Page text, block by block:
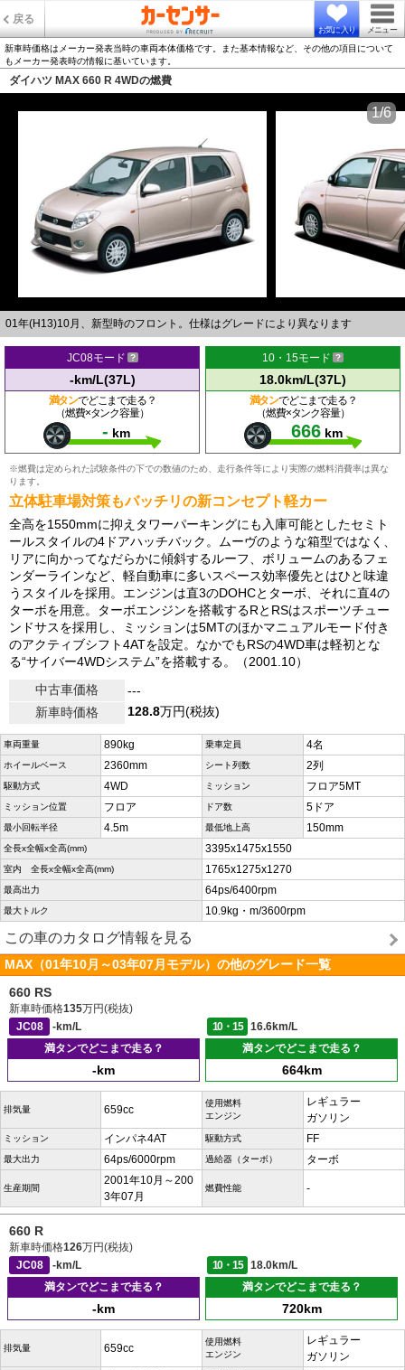
戻る
お気に入り メニュー
新車時価格はメーカー発表当時の車両本体価格です。また基本情報など、その他の項目について
もメーカー発表時の情報に基いています。
ダイハツ MAX 660 R 4WDの燃費
01年(H13)10月、新型時のフロント。仕様はグレードにより異なります
1/6
JC08モード
-km/L(37L)
満タンでどこまで走る？
（燃費×タンク容量）
- km
10・15モード
18.0km/L(37L)
満タンでどこまで走る？
（燃費×タンク容量）
666 km
※燃費は定められた試験条件の下での数値のため、走行条件等により実際の燃料消費率は異な
ります。
立体駐車場対策もバッチリの新コンセプト軽カー
全高を1550mmに抑えタワーパーキングにも入庫可能としたセミト
ールスタイルの4ドアハッチバック。ムーヴのような箱型ではなく、
リアに向かってなだらかに傾斜するルーフ、ボリュームのあるフェ
ンダーラインなど、軽自動車に多いスペース効率優先とはひと味違
うスタイルを採用。エンジンは直3のDOHCとターボ、それに直4の
ターボを用意。ターボエンジンを搭載するRとRSはスポーツチュー
ンドサスを採用し、ミッションは5MTのほかマニュアルモード付き
のアクティブシフト4ATを設定。なかでもRSの4WD車は軽初とな
る“サイバー4WDシステム”を搭載する。（2001.10）
中古車価格
---
新車時価格
128.8万円(税抜)
車両重量 890kg 乗車定員 4名
ホイールベース 2360mm シート列数 2列
駆動方式 4WD ミッション フロア5MT
ミッション位置 フロア ドア数 5ドア
最小回転半径 4.5m 最低地上高 150mm
全長x全幅x全高(mm) 3395x1475x1550
室内 全長x全幅x全高(mm) 1765x1275x1270
最高出力 64ps/6400rpm
最大トルク 10.9kg・m/3600rpm
この車のカタログ情報を見る
MAX（01年10月～03年07月モデル）の他のグレード一覧
660 RS
新車時価格135万円(税抜)
JC08
-km/L 10・15
16.6km/L
満タンでどこまで走る？
-km
満タンでどこまで走る？
664km
排気量 659cc
使用燃料
エンジン
レギュラー
ガソリン
ミッション インパネ4AT 駆動方式 FF
最大出力 64ps/6000rpm 過給器（ターボ） ターボ
生産期間
2001年10月～200
3年07月
燃費性能 -
660 R
新車時価格126万円(税抜)
JC08
-km/L 10・15
18.0km/L
満タンでどこまで走る？
-km
満タンでどこまで走る？
720km
排気量 659cc
使用燃料
エンジン
レギュラー
ガソリン